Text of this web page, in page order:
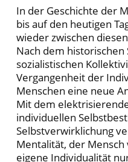
In der Geschichte der
bis auf den heutigen
wieder zwischen
Nach dem historischen
sozialistischen
Vergangenheit der
Menschen eine neue
Mit dem
individuellen
Selbstverwirklichung
Mentalität, der
eigene Individualität